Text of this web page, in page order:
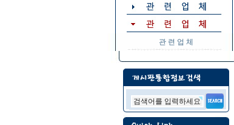
관 련 업 체